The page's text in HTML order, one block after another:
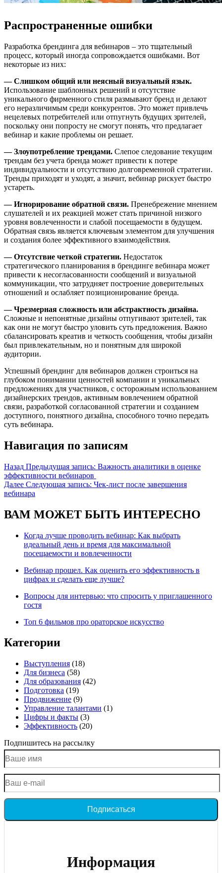
Распространенные ошибки
Разработка брендинга для вебинаров – это тщательный
процесс, который иногда сопровождается ошибками. Вот
некоторые из них:
— Слишком общий или неясный визуальный язык.
Использование шаблонных решений и отсутствие
уникального фирменного стиля размывают бренд и делают
его неразличимым среди конкурентов. Это может привлечь
нецелевых потребителей или отпугнуть будущих зрителей,
поскольку они попросту не смогут понять, что предлагает
вебинар и какие проблемы он решает.
— Злоупотребление трендами. Слепое следование текущим
трендам без учета бренда может привести к потере
индивидуальности и отсутствию долговременной стратегии.
Тренды приходят и уходят, а значит, вебинар рискует быстро
устареть.
— Игнорирование обратной связи. Пренебрежение мнением
слушателей и их реакцией может стать причиной низкого
уровня вовлеченности и слабой посещаемости в будущем.
Обратная связь является ключевым элементом для улучшения
и создания более эффективного взаимодействия.
— Отсутствие четкой стратегии. Недостаток
стратегического планирования в брендинге вебинара может
привести к несогласованности сообщений и визуальной
коммуникации, что затрудняет построение доверительных
отношений и ослабляет позиционирование бренда.
— Чрезмерная сложность или абстрактность дизайна.
Сложные и непонятные дизайны отпугивают зрителей, так
как они не могут быстро уловить суть предложения. Важно
сбалансировать креатив и четкость сообщения, чтобы дизайн
был привлекательным, но и понятным для широкой
аудитории.
Успешный брендинг для вебинаров должен строиться на
глубоком понимании ценностей компании и уникальных
предложениях для участников, с осторожным использованием
дизайнерских трендов, активным вовлечением обратной
связи, разработкой согласованной стратегии и созданием
доступного, понятного дизайна, способного точно передать
суть вебинара.
Навигация по записям
Назад Предыдущая запись: Важность аналитики в оценке
эффективности вебинаров
Далее Следующая запись: Чек-лист после завершения
вебинара
ВАМ МОЖЕТ БЫТЬ ИНТЕРЕСНО
Когда лучше проводить вебинар: Как выбрать
идеальный день и время для максимальной
посещаемости и вовлеченности
Вебинар прошел. Как оценить его эффективность в
цифрах и сделать еще лучше?
Вопросы для интервью: что спросить у приглашенного
гостя
Топ 6 фильмов про ораторское искусство
Категории
Выступления (18)
Для бизнеса (58)
Для образования (42)
Подготовка (19)
Продвижение (9)
Управление талантами (1)
Цифры и факты (3)
Эффективность (20)
Подпишитесь на рассылку
Подписаться
Информация